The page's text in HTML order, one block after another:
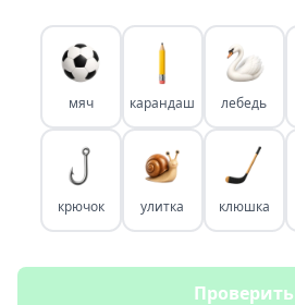
мяч карандаш лебедь
крючок улитка клюшка
Проверить